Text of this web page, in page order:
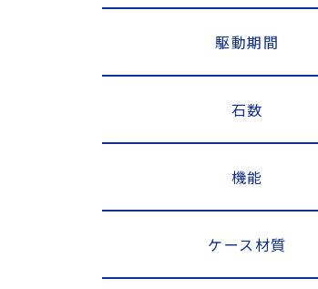
駆動期間
石数
機能
ケース材質